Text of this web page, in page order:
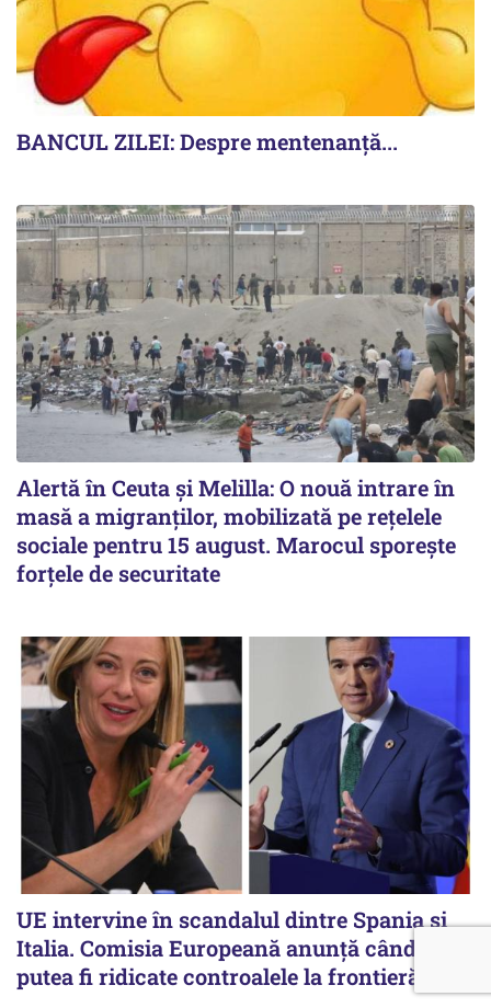
BANCUL ZILEI: Despre mentenanță...
Alertă în Ceuta și Melilla: O nouă intrare în
masă a migranților, mobilizată pe rețelele
sociale pentru 15 august. Marocul sporește
forțele de securitate
UE intervine în scandalul dintre Spania și
Italia. Comisia Europeană anunță când ar
putea fi ridicate controalele la frontieră